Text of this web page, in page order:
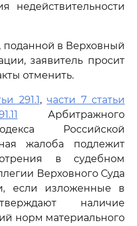
недействительности
поданной в Верховный
заявитель просит
отменить.
291.1, части 7 статьи
Арбитражного
Российской
жалоба подлежит
в судебном
Верховного Суда
если изложенные в
наличие
норм материального